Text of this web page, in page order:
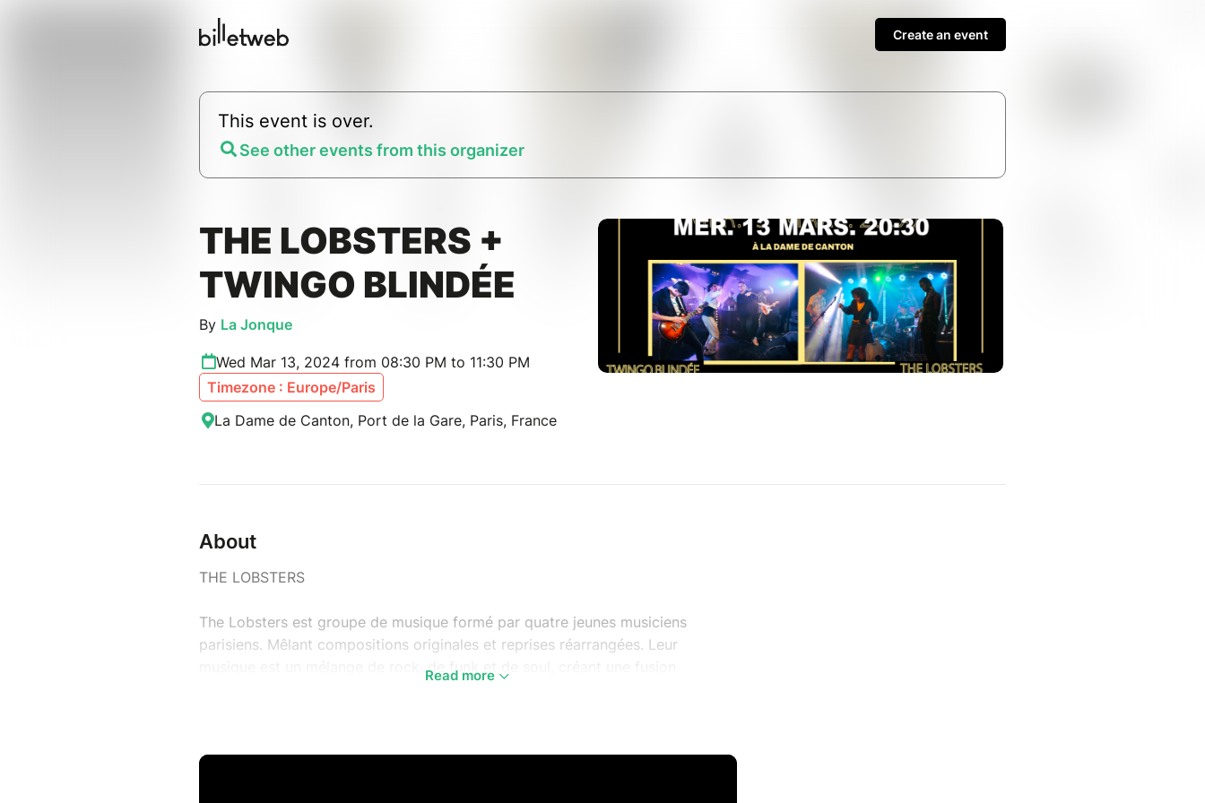
Create an event
This event is over.
See other events from this organizer
THE LOBSTERS +
TWINGO BLINDÉE
By La Jonque
Wed Mar 13, 2024 from 08:30 PM to 11:30 PM
Timezone : Europe/Paris
La Dame de Canton, Port de la Gare, Paris, France
About
THE LOBSTERS
The Lobsters est groupe de musique formé par quatre jeunes musiciens
parisiens. Mêlant compositions originales et reprises réarrangées. Leur
musique est un mélange de rock, de funk et de soul, créant une fusion
morceaux. Ils collaborent de manière collective pour créer des morceaux qui
Read more